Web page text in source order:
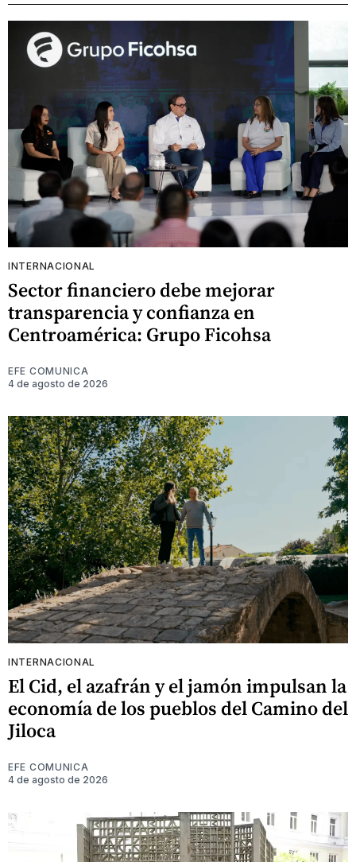
INTERNACIONAL
Sector financiero debe mejorar
transparencia y confianza en
Centroamérica: Grupo Ficohsa
EFE COMUNICA
4 de agosto de 2026
INTERNACIONAL
El Cid, el azafrán y el jamón impulsan la
economía de los pueblos del Camino del
Jiloca
EFE COMUNICA
4 de agosto de 2026